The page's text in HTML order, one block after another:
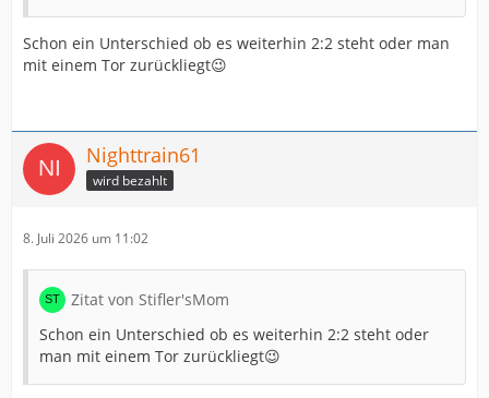
Schon ein Unterschied ob es weiterhin 2:2 steht oder man
mit einem Tor zurückliegt😉
Nighttrain61
wird bezahlt
8. Juli 2026 um 11:02
Zitat von Stifler'sMom
Schon ein Unterschied ob es weiterhin 2:2 steht oder
man mit einem Tor zurückliegt😉